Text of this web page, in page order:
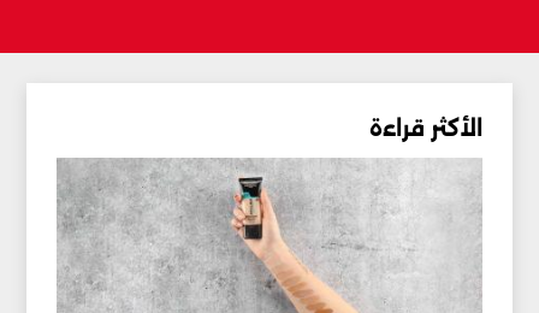
الأكثر قراءة